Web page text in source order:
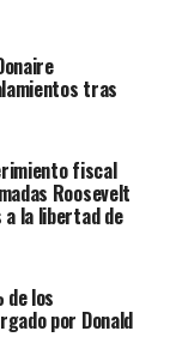
tras
fiscal
Roosevelt
la libertad de
de los
por Donald